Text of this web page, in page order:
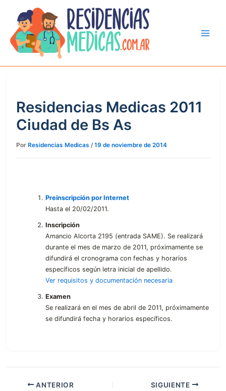
contenido
Residencias Medicas 2011
Ciudad de Bs As
Por Residencias Medicas /19 de noviembre de 2014
Preinscripción por Internet
Hasta el 20/02/2011.
Inscripción
Amancio Alcorta 2195 (entrada SAME). Se realizará
durante el mes de marzo de 2011, próximamente se
difundirá el cronograma con fechas y horarios
específicos según letra inicial de apellido.
Ver requisitos y documentación necesaria
Examen
Se realizará en el mes de abril de 2011, próximamente
se difundirá fecha y horarios específicos.
ANTERIOR SIGUIENTE